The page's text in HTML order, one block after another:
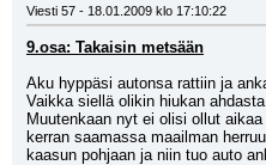
Viesti 57 - 18.01.2009 klo 17:10:22
9.osa: Takaisin metsään
Aku hyppäsi autonsa rattiin ja
Vaikka siellä olikin hiukan
Muutenkaan nyt ei olisi ollut
kerran saamassa maailman
kaasun pohjaan ja niin tuo auto